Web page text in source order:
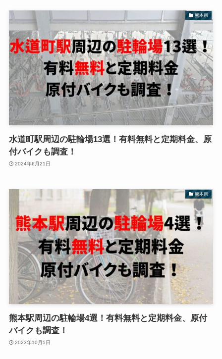
熊本県
水道町駅周辺の駐輪場13選！有料無料と定期料金、原
付バイクも調査！
2024年6月21日
熊本県
熊本駅周辺の駐輪場4選！有料無料と定期料金、原付
バイクも調査！
2023年10月5日